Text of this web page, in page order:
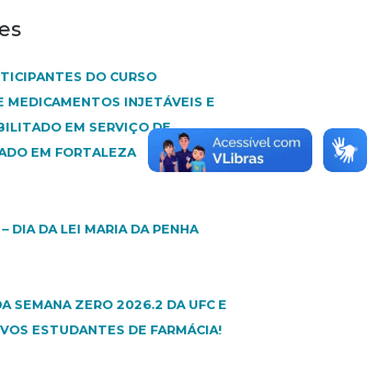
DO CURSO
MEDICAMENTOS INJETÁVEIS E
EM SERVIÇO DE
EM FORTALEZA
DIA DA LEI MARIA DA PENHA
SEMANA ZERO 2026.2 DA UFC E
ESTUDANTES DE FARMÁCIA!